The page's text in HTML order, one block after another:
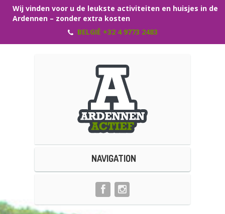
Wij vinden voor u de leukste activiteiten en huisjes in de
Ardennen – zonder extra kosten
BELGIË +32 4 9773 2483
NAVIGATION